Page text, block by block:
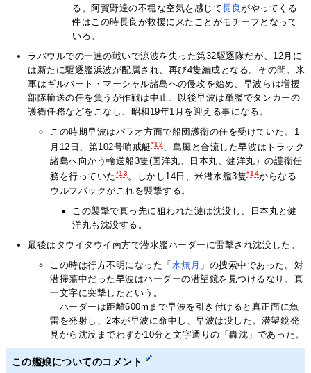
る。阿賀野達の不穏な空気を感じて長良がやってくる
件はこの時長良が救援に来たことがモチーフとなって
いる。
ラバウルでの一連の戦いで涼波を失った第32駆逐隊だが、12月に
は新たに駆逐艦浜波が配属され、再び4隻編成となる。その間、米
軍はギルバート・マーシャル諸島への侵攻を始め、早波らは増援
部隊輸送の任を負うが作戦は中止、以後早波は単艦でタンカーの
護衛任務などをこなし、昭和19年1月を迎える事になる。
この時期早波はパラオ方面で船団護衛の任を受けていた。1
月12日、第102号哨戒艇*12、島風と合流した早波はトラック
諸島へ向かう輸送船3隻(国洋丸、日本丸、健洋丸）の護衛任
務を行っていた*13。しかし14日、米潜水艦3隻*14からなる
ウルフパックがこれを襲撃する。
この襲撃で真っ先に狙われた漣は沈没し、日本丸と健
洋丸も沈没する。
最後はタウイタウイ南方で潜水艦ハーダーに雷撃され沈没した。
この時は行方不明になった「 水無月 」の捜索中であった。対
潜掃蕩中だった早波はハーダーの潜望鏡を見つけるなり、真
一文字に突撃したという。
ハーダーは距離600mまで早波を引き付けると真正面に魚
雷を発射し、2本が早波に命中し、早波は没した。潜望鏡発
見から沈没までわずか10分と文字通りの「轟沈」であった。
この艦娘についてのコメント